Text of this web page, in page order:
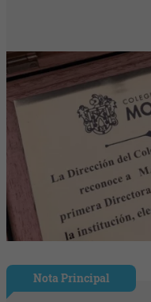
Nota Principal